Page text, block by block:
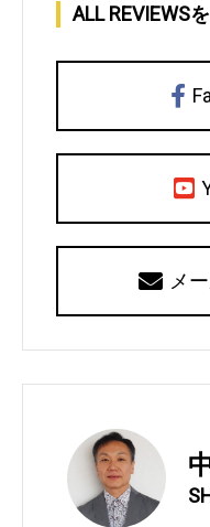
ALL REVIEWS
メ